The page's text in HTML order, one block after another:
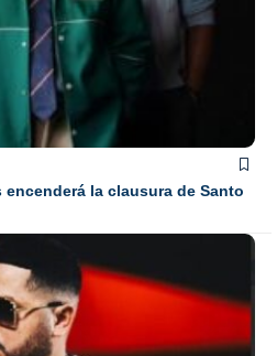
la clausura de Santo